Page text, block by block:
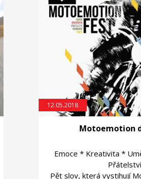
12.05.2018
Motoemotion
Emoce * Kreativita *
Pět slov, která vystihují